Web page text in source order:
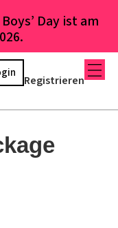
Day ist am
Registrieren